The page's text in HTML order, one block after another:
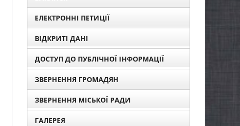
ЕЛЕКТРОННІ ПЕТИЦІЇ
ВІДКРИТІ ДАНІ
ДОСТУП ДО ПУБЛІЧНОЇ ІНФОРМАЦІЇ
ЗВЕРНЕННЯ ГРОМАДЯН
ЗВЕРНЕННЯ МІСЬКОЇ РАДИ
ГАЛЕРЕЯ